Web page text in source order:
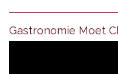
Gastronomie Moet